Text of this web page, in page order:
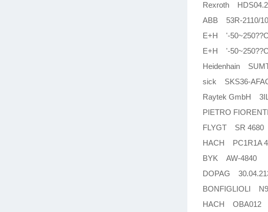
Rexroth
ABB 53R-2110/
E+H '-
E+H '-
Heidenhain
sick SKS36-
Raytek GmbH
PIETRO
FLYGT SR 4680
HACH PC1R1A
BYK AW-4840
DOPAG
BONFIGLIOLI
HACH OBA012